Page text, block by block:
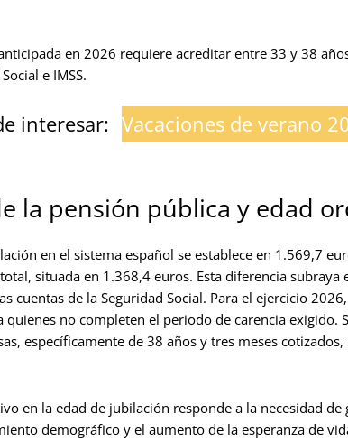
en 2026 requiere acreditar entre 33 y 38
e IMSS.
interesar: Vacaciones de verano
la pensión pública y edad
en el sistema español se establece en 1.569,7
situada en 1.368,4 euros. Esta diferencia
cuentas de la Seguridad Social. Para el ejercicio
quienes no completen el periodo de carencia exigido.
específicamente de 38 años y tres meses
en la edad de jubilación responde a la necesidad
demográfico y el aumento de la esperanza de